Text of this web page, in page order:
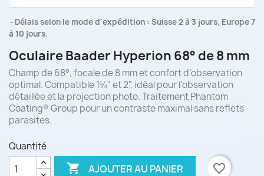
Délais selon le mode d'expédition : Suisse 2 à 3 jours, Europe 7
à 10 jours.
Oculaire Baader Hyperion 68° de 8 mm
Champ de 68°, focale de 8 mm et confort d’observation
optimal. Compatible 1¼" et 2", idéal pour l’observation
détaillée et la projection photo. Traitement Phantom
Coating® Group pour un contraste maximal sans reflets
parasites.
Quantité
 AJOUTER AU PANIER favorite_border